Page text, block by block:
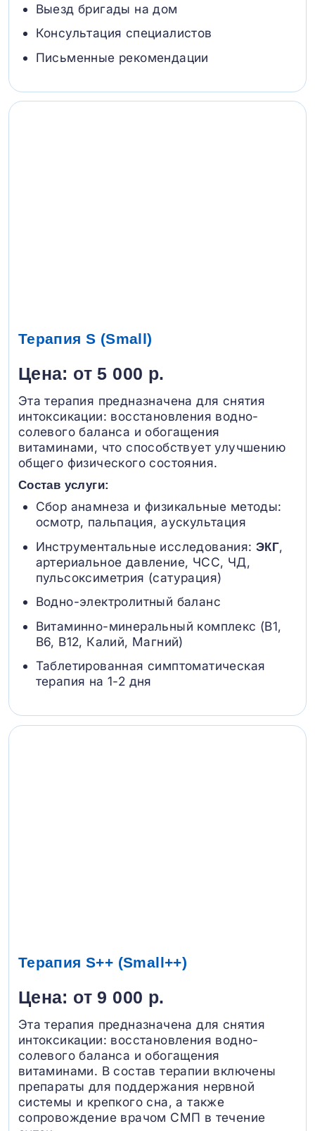
Выезд бригады на дом
Консультация специалистов
Письменные рекомендации
Терапия S (Small)
Цена: от 5 000 р.
Эта терапия предназначена для снятия
интоксикации: восстановления водно-
солевого баланса и обогащения
витаминами, что способствует улучшению
общего физического состояния.
Состав услуги:
Сбор анамнеза и физикальные методы:
осмотр, пальпация, аускультация
Инструментальные исследования: ЭКГ,
артериальное давление, ЧСС, ЧД,
пульсоксиметрия (сатурация)
Водно-электролитный баланс
Витаминно-минеральный комплекс (B1,
B6, В12, Калий, Магний)
Таблетированная симптоматическая
терапия на 1-2 дня
Терапия S++ (Small++)
Цена: от 9 000 р.
Эта терапия предназначена для снятия
интоксикации: восстановления водно-
солевого баланса и обогащения
витаминами. В состав терапии включены
препараты для поддержания нервной
системы и крепкого сна, а также
сопровождение врачом СМП в течение